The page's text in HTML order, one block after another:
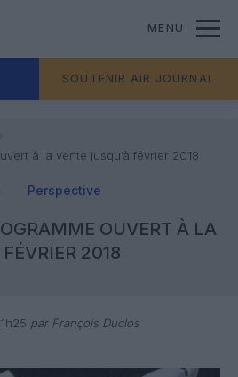
MENU
SOUTENIR AIR JOURNAL
à la vente jusqu’à février 2018
Perspective
OUVERT À LA
2018
par François Duclos